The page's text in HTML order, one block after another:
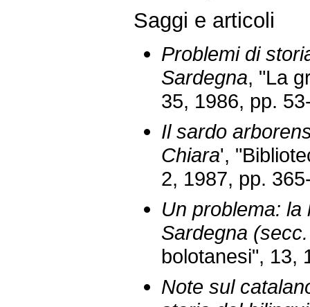
Saggi e articoli
Problemi di
Sardegna, "La
35, 1986, pp.
Il sardo
Chiara',
2, 1987, pp.
Un problema: la
Sardegna
bolotanesi", 13,
Note sul